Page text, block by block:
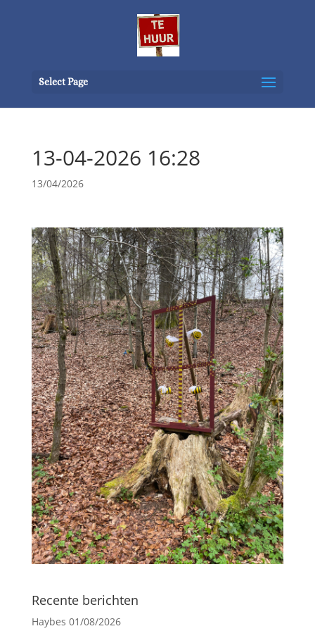
Select Page
13-04-2026 16:28
13/04/2026
Recente berichten
Haybes 01/08/2026